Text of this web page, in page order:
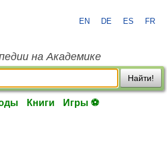
EN DE ES FR
на Академике
Найти!
Книги Игры ⚽